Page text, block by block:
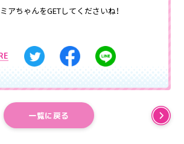
アちゃんをGETしてくださいね！
一覧に戻る